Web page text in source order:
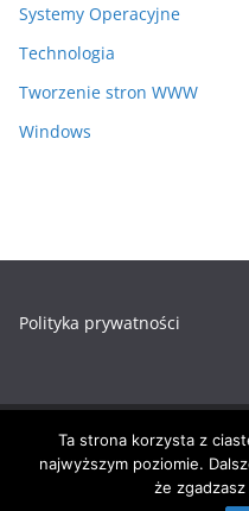
Systemy Operacyjne
Technologia
Tworzenie stron WWW
Windows
Polityka prywatności
Prawa autorskie © 2026
prawa
Ta strona korzysta z
najwyższym poziomie.
że